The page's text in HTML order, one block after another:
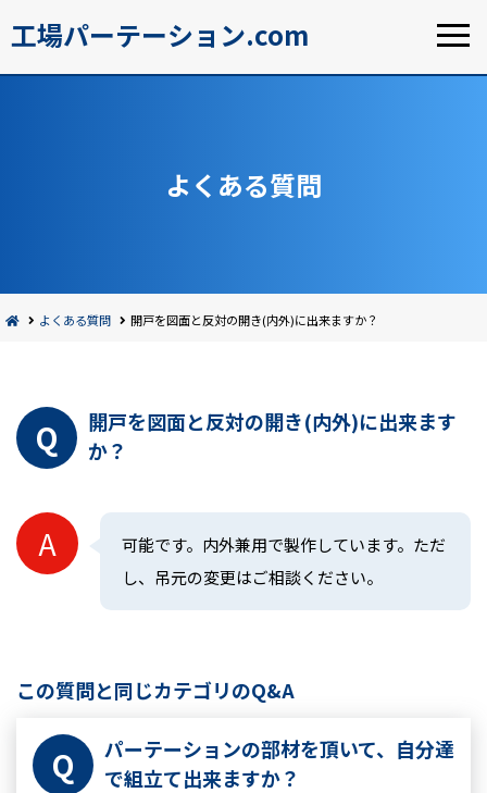
工場パーテーション.com
よくある質問
よくある質問 開戸を図面と反対の開き(内外)に出来ますか？
開戸を図面と反対の開き(内外)に出来ます
か？
可能です。内外兼用で製作しています。ただ
し、吊元の変更はご相談ください。
この質問と同じカテゴリのQ&A
パーテーションの部材を頂いて、自分達
で組立て出来ますか？